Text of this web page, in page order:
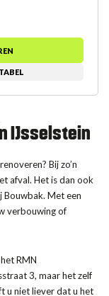
IJsselstein
Bij zo’n
afval. Het is dan ook
Bouwbak. Met een
verbouwing of
RMN
3, maar het zelf
u niet liever dat u het